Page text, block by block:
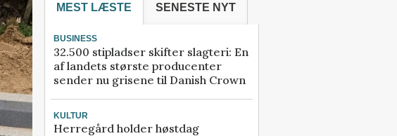
MEST LÆSTE SENESTE NYT
BUSINESS
32.500 stipladser skifter slagteri: En
af landets største producenter
sender nu grisene til Danish Crown
KULTUR
Herregård holder høstdag